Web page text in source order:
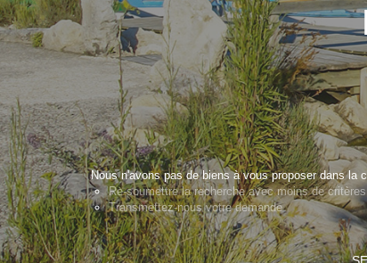
Nous n'avons pas de biens à vous proposer dans
Re-soumettre la recherche avec moins de
Transmettez-nous votre demande